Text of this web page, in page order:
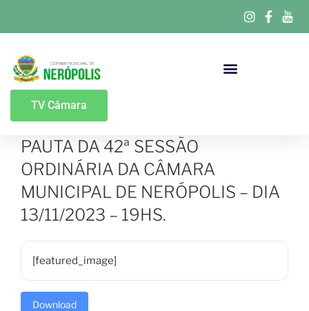
TV Câmara
PAUTA DA 42ª SESSÃO
ORDINÁRIA DA CÂMARA
MUNICIPAL DE NERÓPOLIS – DIA
13/11/2023 – 19HS.
[featured_image]
Download